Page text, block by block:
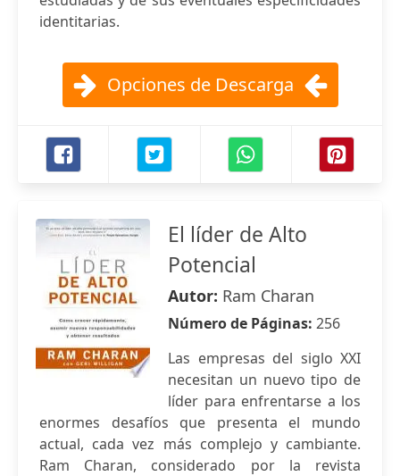
identitarias.
Opciones de Descarga
El líder de Alto
Potencial
Autor: Ram Charan
Número de Páginas: 256
Las empresas del siglo XXI
necesitan un nuevo tipo de
líder para enfrentarse a los
enormes desafíos que presenta el mundo
actual, cada vez más complejo y cambiante.
Ram Charan, considerado por la revista